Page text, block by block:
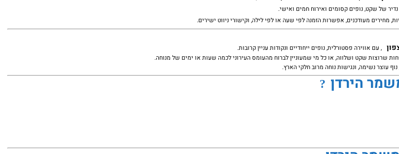
של שקט, נופים קסומים ואירוח חמים ואישי.
מחירים מעודכנים, אפשרות הזמנה לפי שעה או לפי לילה, וקישורי ניווט ישירים.
, עם אווירה פסטורלית, נופים ייחודיים ונקודות עניין קרובות.
שרוצות שקט ושלווה, או כל מי שמעוניין לברוח מהעומס העירוני לכמה שעות או ימים של מנוחה.
עוצר נשימה, ונגישות נוחה מרוב חלקי הארץ.
הירדן ?